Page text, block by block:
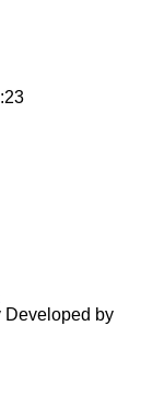
Developed by